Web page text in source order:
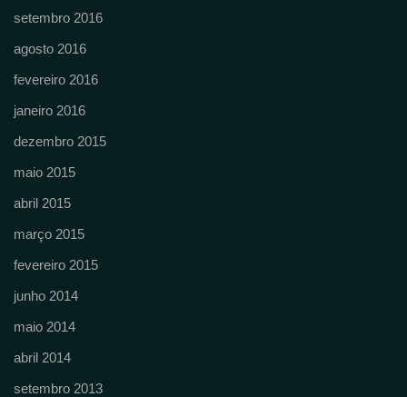
setembro 2016
agosto 2016
fevereiro 2016
janeiro 2016
dezembro 2015
maio 2015
abril 2015
março 2015
fevereiro 2015
junho 2014
maio 2014
abril 2014
setembro 2013